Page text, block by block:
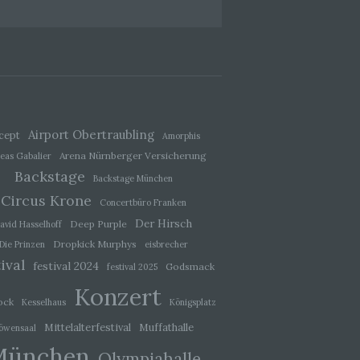
Airport Obertraubling
Amorphis
Gabalier
Arena Nürnberger Versicherung
Backstage Backstage München
Circus Krone
Concertbüro Franken
Hasselhoff
Deep Purple Der Hirsch
Die Prinzen Dropkick Murphys eisbrecher
festival 2024 festival 2025 Godsmack
Kesselhaus Konzert Königsplatz
Mittelalterfestival Muffathalle
einer